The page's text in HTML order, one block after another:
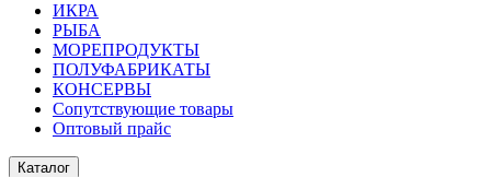
ИКРА
РЫБА
МОРЕПРОДУКТЫ
ПОЛУФАБРИКАТЫ
КОНСЕРВЫ
Сопутствующие товары
Оптовый прайс
Каталог